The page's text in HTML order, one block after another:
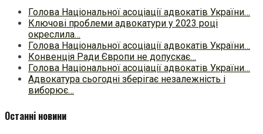
Голова Національної асоціації адвокатів України…
Ключові проблеми адвокатури у 2023 році
окреслила…
Голова Національної асоціації адвокатів України…
Конвенція Ради Європи не допускає…
Голова Національної асоціації адвокатів України…
Адвокатура сьогодні зберігає незалежність і
виборює…
Останні новини